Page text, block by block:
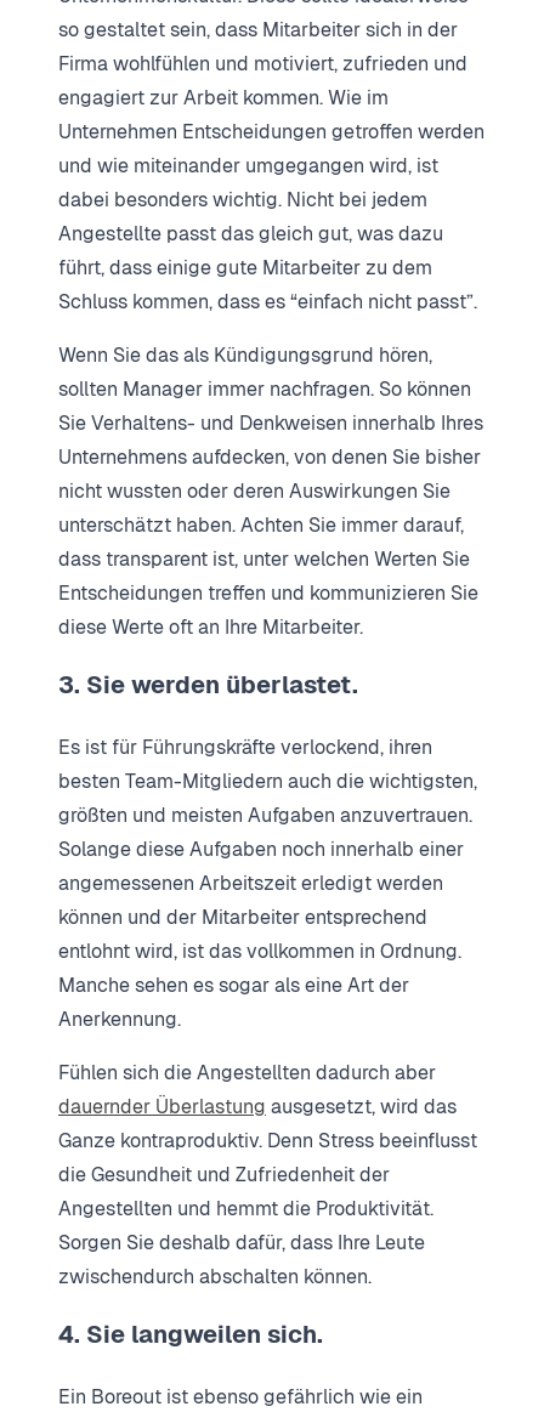
so gestaltet sein, dass Mitarbeiter sich in der
Firma wohlfühlen und motiviert, zufrieden und
engagiert zur Arbeit kommen. Wie im
Unternehmen Entscheidungen getroffen werden
und wie miteinander umgegangen wird, ist
dabei besonders wichtig. Nicht bei jedem
Angestellte passt das gleich gut, was dazu
führt, dass einige gute Mitarbeiter zu dem
Schluss kommen, dass es “einfach nicht passt”.
Wenn Sie das als Kündigungsgrund hören,
sollten Manager immer nachfragen. So können
Sie Verhaltens- und Denkweisen innerhalb Ihres
Unternehmens aufdecken, von denen Sie bisher
nicht wussten oder deren Auswirkungen Sie
unterschätzt haben. Achten Sie immer darauf,
dass transparent ist, unter welchen Werten Sie
Entscheidungen treffen und kommunizieren Sie
diese Werte oft an Ihre Mitarbeiter.
3. Sie werden überlastet.
Es ist für Führungskräfte verlockend, ihren
besten Team-Mitgliedern auch die wichtigsten,
größten und meisten Aufgaben anzuvertrauen.
Solange diese Aufgaben noch innerhalb einer
angemessenen Arbeitszeit erledigt werden
können und der Mitarbeiter entsprechend
entlohnt wird, ist das vollkommen in Ordnung.
Manche sehen es sogar als eine Art der
Anerkennung.
Fühlen sich die Angestellten dadurch aber
dauernder Überlastung ausgesetzt, wird das
Ganze kontraproduktiv. Denn Stress beeinflusst
die Gesundheit und Zufriedenheit der
Angestellten und hemmt die Produktivität.
Sorgen Sie deshalb dafür, dass Ihre Leute
zwischendurch abschalten können.
4. Sie langweilen sich.
Ein Boreout ist ebenso gefährlich wie ein